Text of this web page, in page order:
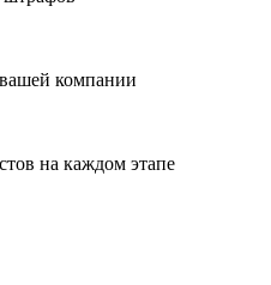
компании
на каждом этапе